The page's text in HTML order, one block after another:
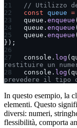
// Utilizzo
const queue =
queue. enqueue (
queue. enqueue (
queue. enqueue
});
console. log
restituire un
console. log
prevedere il tipo
In questo esempio, la
elementi. Questo
diversi: numeri,
flessibilità, comporta